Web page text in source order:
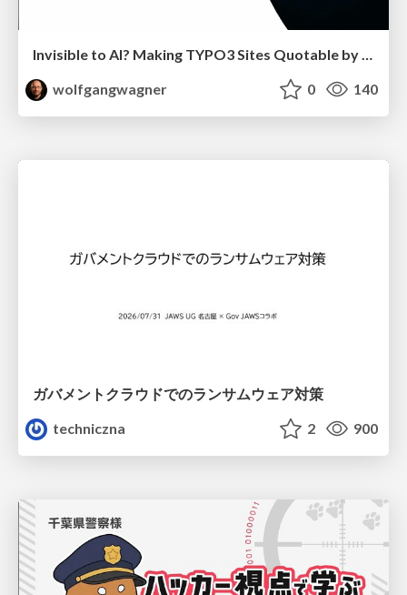
Invisible to AI? Making TYPO3 Sites Quotable by AI Search Systems
wolfgangwagner
0 140
ガバメントクラウドでのランサムウェア対策
techniczna
2 900